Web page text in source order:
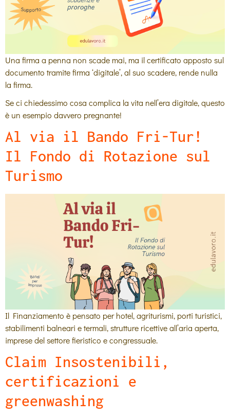
Una firma a penna non scade mai, ma il certificato apposto sul
documento tramite firma ‘digitale’, al suo scadere, rende nulla
la firma.
Se ci chiedessimo cosa complica la vita nell’era digitale, questo
è un esempio davvero pregnante!
Al via il Bando Fri-Tur!
Il Fondo di Rotazione sul
Turismo
Il Finanziamento è pensato per hotel, agriturismi, porti turistici,
stabilimenti balneari e termali, strutture ricettive all’aria aperta,
imprese del settore fieristico e congressuale.
Claim Insostenibili,
certificazioni e
greenwashing